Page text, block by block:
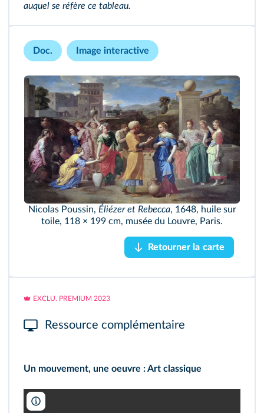
auquel se réfère ce tableau.
Doc. Image interactive
Nicolas Poussin, Éliézer et Rebecca, 1648, huile sur
toile, 118 × 199 cm, musée du Louvre, Paris.
Retourner la carte
Retourner la carte
EXCLU. PREMIUM 2023
Ressource complémentaire
Un mouvement, une oeuvre : Art classique